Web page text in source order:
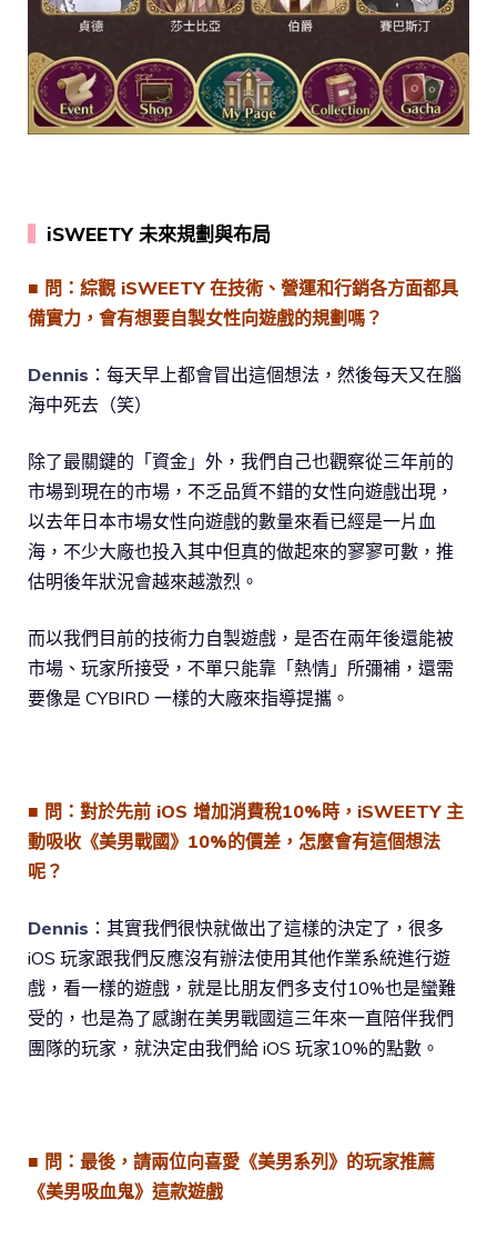
iSWEETY 未來規劃與布局
■ 問：綜觀 iSWEETY 在技術、營運和行銷各方面都具
備實力，會有想要自製女性向遊戲的規劃嗎？
Dennis ：每天早上都會冒出這個想法，然後每天又在腦
海中死去（笑）
除了最關鍵的「資金」外，我們自己也觀察從三年前的
市場到現在的市場，不乏品質不錯的女性向遊戲出現，
以去年日本市場女性向遊戲的數量來看已經是一片血
海，不少大廠也投入其中但真的做起來的寥寥可數，推
估明後年狀況會越來越激烈。
而以我們目前的技術力自製遊戲，是否在兩年後還能被
市場、玩家所接受，不單只能靠「熱情」所彌補，還需
要像是 CYBIRD 一樣的大廠來指導提攜。
■ 問：對於先前 iOS 增加消費稅10%時，iSWEETY 主
動吸收《美男戰國》10%的價差，怎麼會有這個想法
呢？
Dennis ：其實我們很快就做出了這樣的決定了，很多
iOS 玩家跟我們反應沒有辦法使用其他作業系統進行遊
戲，看一樣的遊戲，就是比朋友們多支付10%也是蠻難
受的，也是為了感謝在美男戰國這三年來一直陪伴我們
團隊的玩家，就決定由我們給 iOS 玩家10%的點數。
■ 問：最後，請兩位向喜愛《美男系列》的玩家推薦
《美男吸血鬼》這款遊戲